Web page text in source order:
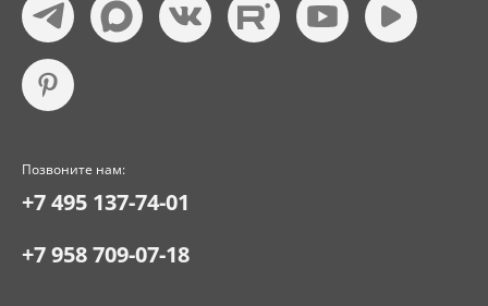
Позвоните нам:
+7 495 137-74-01
+7 958 709-07-18